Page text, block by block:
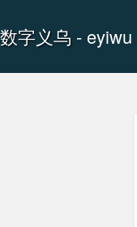
数字义乌 - eyiwu